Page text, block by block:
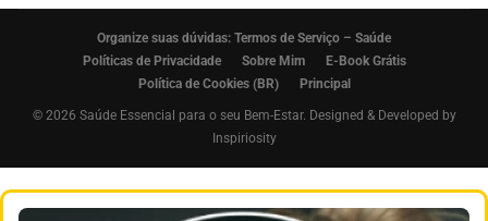
Organize suas dúvidas: Termos de Serviço – Saúde
Políticas de Privacidade
Sobre Mim
E-Book Grátis
Política de Cookies (BR)
Principal
© 2026 Saúde Essencial para o seu Bem-Estar. Designed & Developed by
Inspiriosity